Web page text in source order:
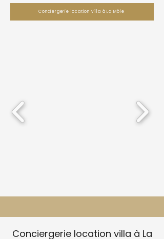
Conciergerie location villa à La Môle
Conciergerie location villa à La